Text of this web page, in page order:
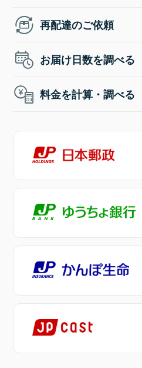
再配達のご依頼
お届け日数を調べる
料金を計算・調べる